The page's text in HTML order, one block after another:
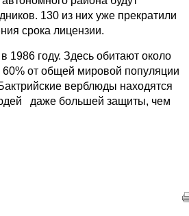
130 из них уже прекратили
срока лицензии.
1986 году. Здесь обитают около
от общей мировой популяции
верблюды находятся
даже большей защиты, чем